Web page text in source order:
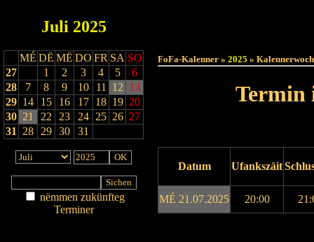
Juli 2025
MÉ DË MË DO FR SA SO
27
1 2 3 4 5
6
28
7 8 9 10 11 12 13
29 14 15 16 17 18 19 20
30 21 22 23 24 25 26 27
31
28 29 30 31
nëmmen zukünfteg
Terminer
FoFa-Kalenner » 2025 »
Termin
Datum Ufankszäit
MÉ 21.07.2025 20:00